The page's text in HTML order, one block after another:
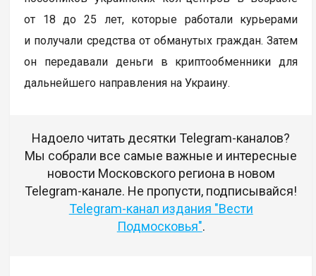
от 18 до 25 лет, которые работали курьерами
и получали средства от обманутых граждан. Затем
он передавали деньги в криптообменники для
дальнейшего направления на Украину.
Надоело читать десятки Telegram-каналов?
Мы собрали все самые важные и интересные
новости Московского региона в новом
Telegram-канале. Не пропусти, подписывайся!
Telegram-канал издания "Вести
Подмосковья".